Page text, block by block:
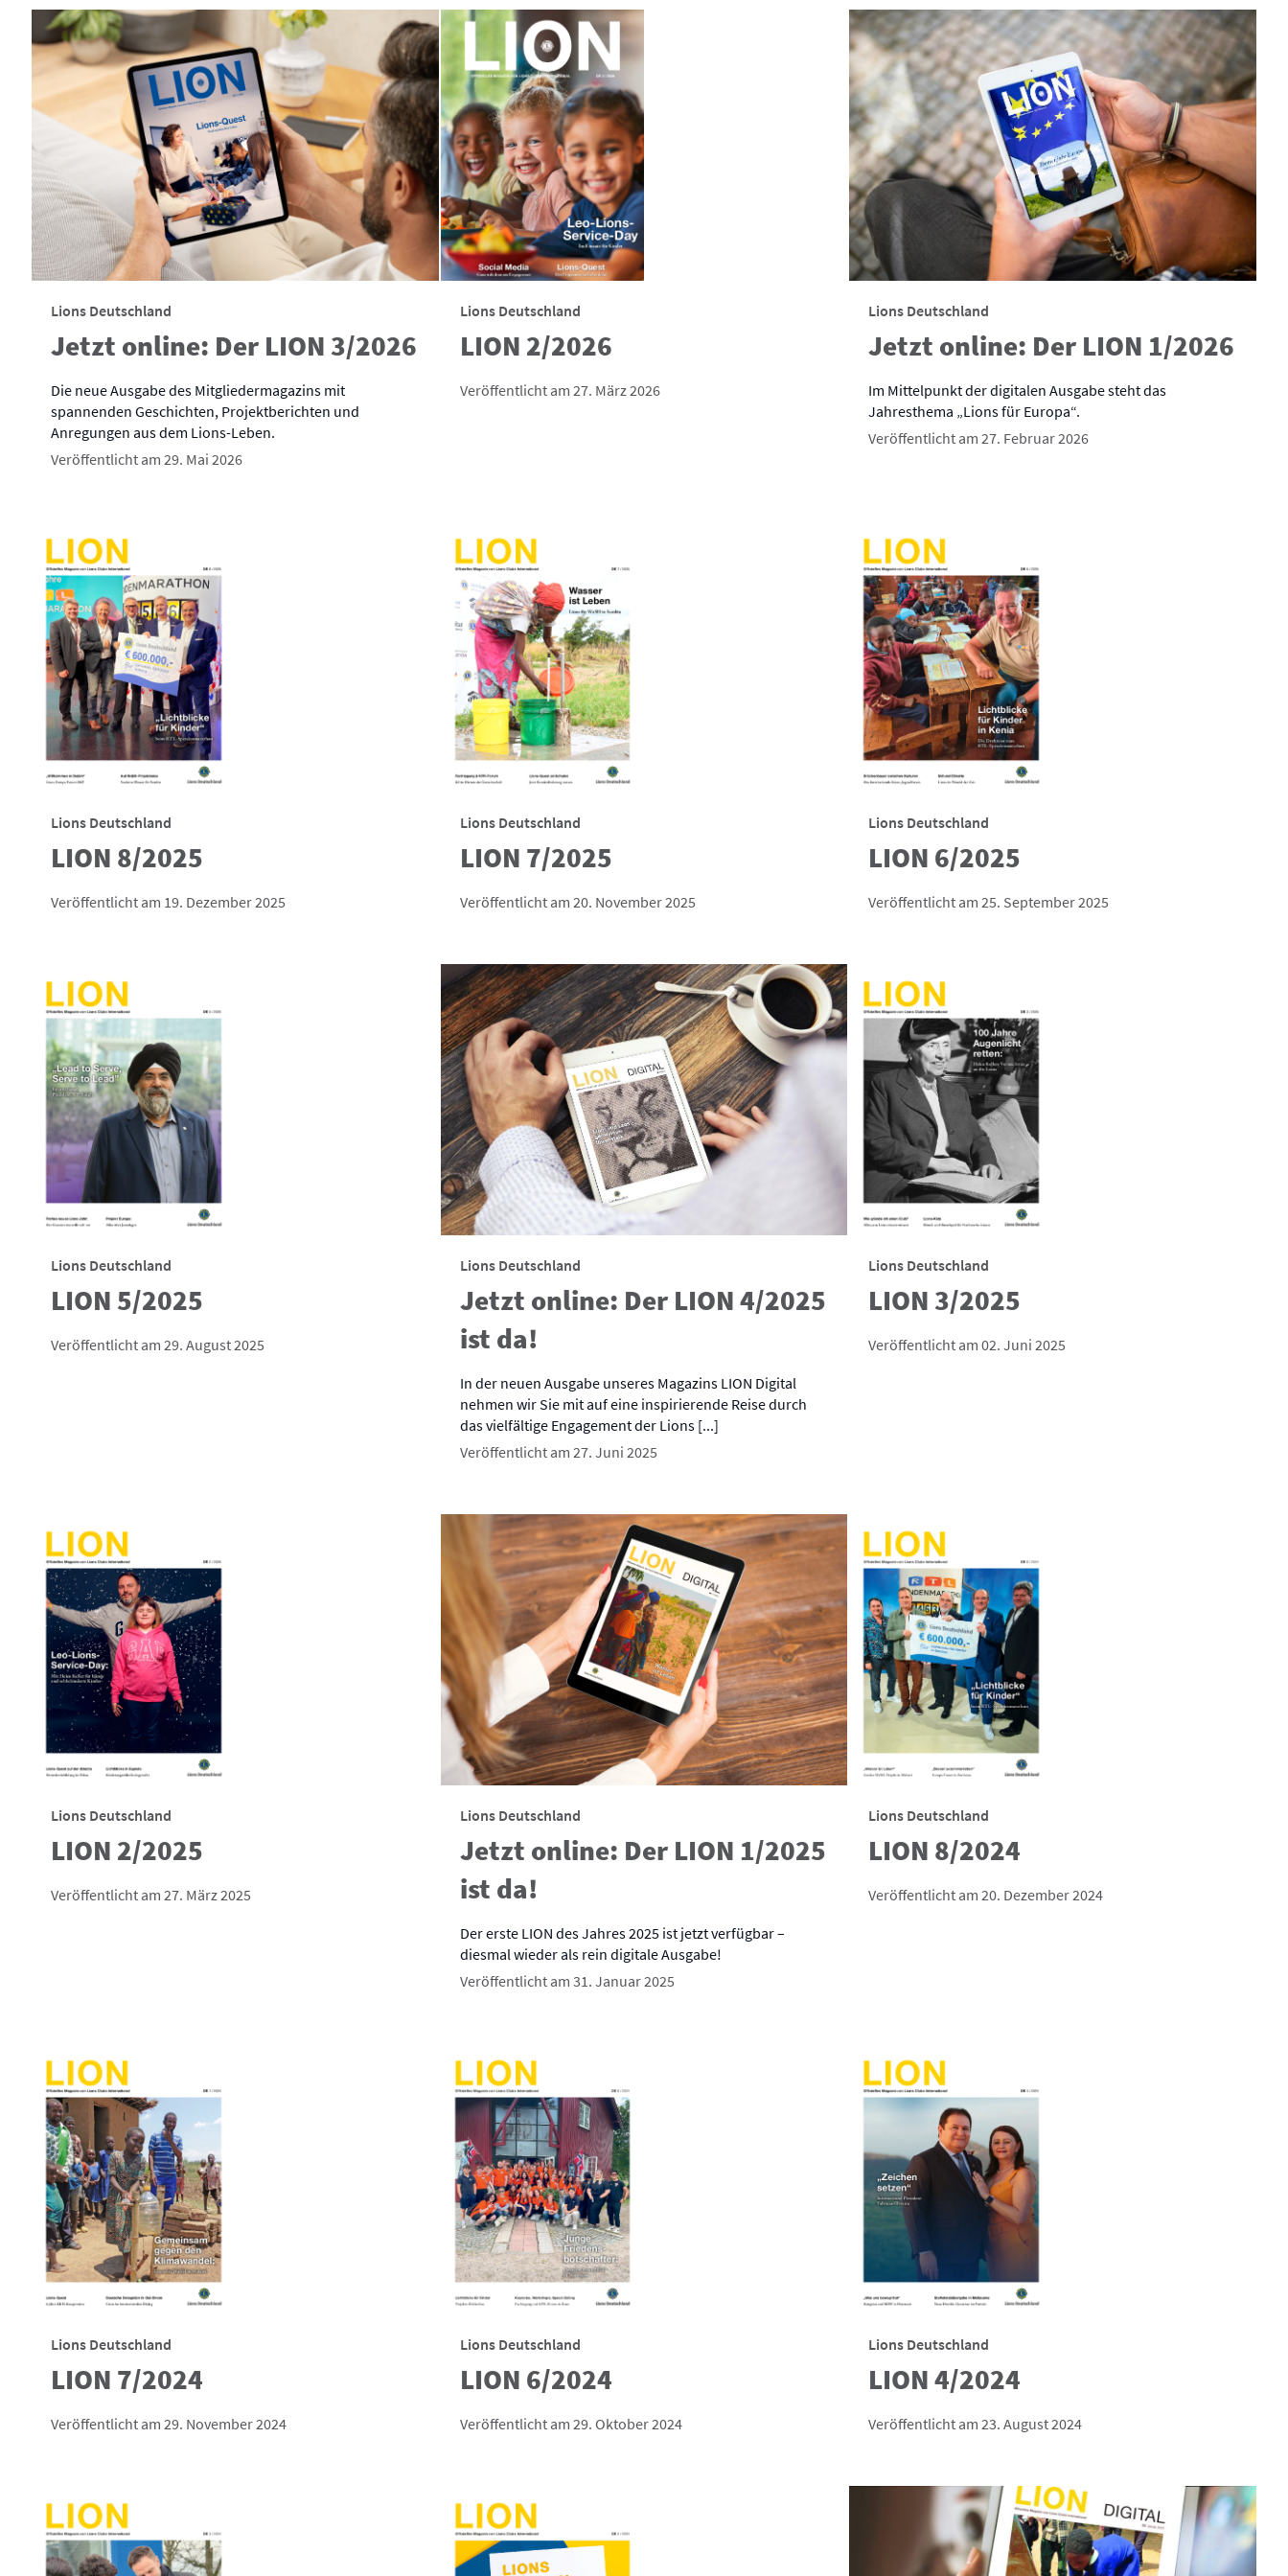
Lions Deutschland
Jetzt online: Der LION 3/2026
Die neue Ausgabe des Mitgliedermagazins mit
spannenden Geschichten, Projektberichten und
Anregungen aus dem Lions-Leben.
Veröffentlicht am 29. Mai 2026
Lions Deutschland
LION 2/2026
Veröffentlicht am 27. März 2026
Lions Deutschland
Jetzt online: Der LION 1/2026
Im Mittelpunkt der digitalen Ausgabe steht das
Jahresthema „Lions für Europa“.
Veröffentlicht am 27. Februar 2026
Lions Deutschland
LION 8/2025
Veröffentlicht am 19. Dezember 2025
Lions Deutschland
LION 7/2025
Veröffentlicht am 20. November 2025
Lions Deutschland
LION 6/2025
Veröffentlicht am 25. September 2025
Lions Deutschland
LION 5/2025
Veröffentlicht am 29. August 2025
Lions Deutschland
Jetzt online: Der LION 4/2025
ist da!
In der neuen Ausgabe unseres Magazins LION Digital
nehmen wir Sie mit auf eine inspirierende Reise durch
das vielfältige Engagement der Lions [...]
Veröffentlicht am 27. Juni 2025
Lions Deutschland
LION 3/2025
Veröffentlicht am 02. Juni 2025
Lions Deutschland
LION 2/2025
Veröffentlicht am 27. März 2025
Lions Deutschland
Jetzt online: Der LION 1/2025
ist da!
Der erste LION des Jahres 2025 ist jetzt verfügbar –
diesmal wieder als rein digitale Ausgabe!
Veröffentlicht am 31. Januar 2025
Lions Deutschland
LION 8/2024
Veröffentlicht am 20. Dezember 2024
Lions Deutschland
LION 7/2024
Veröffentlicht am 29. November 2024
Lions Deutschland
LION 6/2024
Veröffentlicht am 29. Oktober 2024
Lions Deutschland
LION 4/2024
Veröffentlicht am 23. August 2024